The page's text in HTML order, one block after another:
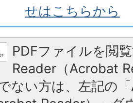
せはこちらから
PDFファイルを閲
Reader（Acrobat
ない方は、左記の